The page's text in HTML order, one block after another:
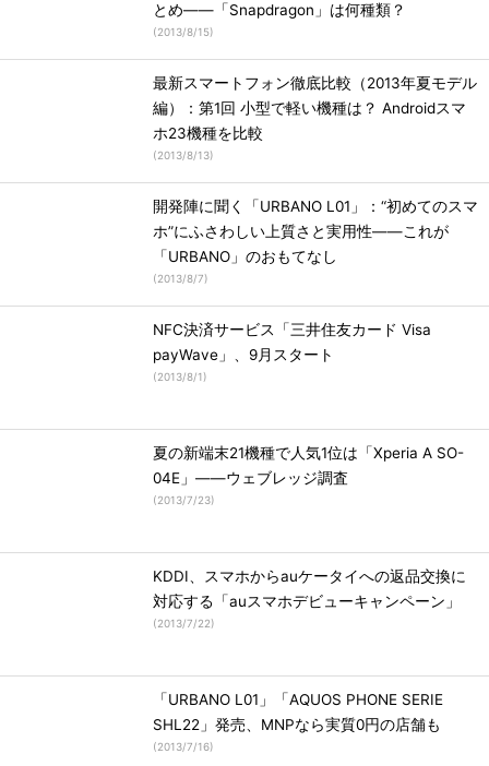
とめ――「Snapdragon」は何種類？
(2013/8/15)
最新スマートフォン徹底比較（2013年夏モデル
編）：第1回 小型で軽い機種は？ Androidスマ
ホ23機種を比較
(2013/8/13)
開発陣に聞く「URBANO L01」：“初めてのスマ
ホ”にふさわしい上質さと実用性――これが
「URBANO」のおもてなし
(2013/8/7)
NFC決済サービス「三井住友カード Visa
payWave」、9月スタート
(2013/8/1)
夏の新端末21機種で人気1位は「Xperia A SO-
04E」――ウェブレッジ調査
(2013/7/23)
KDDI、スマホからauケータイへの返品交換に
対応する「auスマホデビューキャンペーン」
(2013/7/22)
「URBANO L01」「AQUOS PHONE SERIE
SHL22」発売、MNPなら実質0円の店舗も
(2013/7/16)